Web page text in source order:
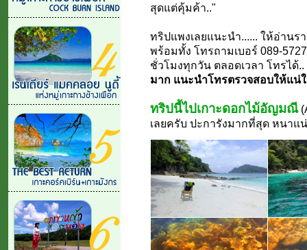
สุดแต่คุ้มค้า.."
ทริปแพงเลยแนะนำ...... ให้อ่านร
พร้อมทั้ง โทรถามเบอร์ 089-
ชั่วโมงทุกวัน ตลอดเวลา โทรได้
มาก แนะนำโทรตรวจสอบให้แน่
ทริปนี้ไปเกาะดอกไม้อัญมณี
เลยครับ ปะการังมากที่สุด หนาแ